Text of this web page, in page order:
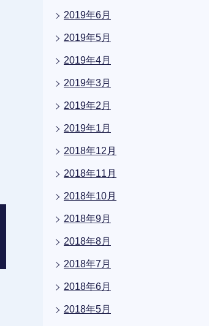
2019年6月
2019年5月
2019年4月
2019年3月
2019年2月
2019年1月
2018年12月
2018年11月
2018年10月
2018年9月
2018年8月
2018年7月
2018年6月
2018年5月